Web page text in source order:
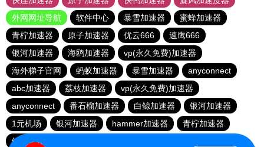
外网网址导航
软件中心 暴雪加速器
蜜蜂加速器
青柠加速器
原子加速器 优云666
速鹰666
银河加速器
海鸥加速器
vp(永久免费)加速器
海外梯子官网
蚂蚁加速器 暴雪加速器
anyconnect
abc加速器
荔枝加速器
vp(永久免费)加速器
anyconnect
番石榴加速器 白鲸加速器
银河加速器
1元机场
银河加速器 hammer加速器
青柠加速器
银河加速器